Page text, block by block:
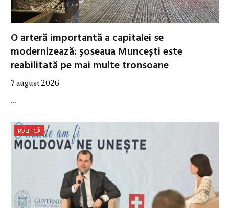
O arteră importantă a capitalei se
modernizează: șoseaua Muncești este
reabilitată pe mai multe tronsoane
7 august 2026
…
POLITICĂ